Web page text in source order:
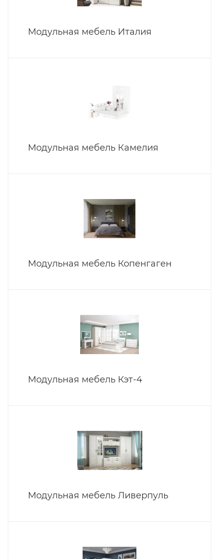
Модульная мебель Италия
Модульная мебель Камелия
Модульная мебель Копенгаген
Модульная мебель Кэт-4
Модульная мебель Ливерпуль